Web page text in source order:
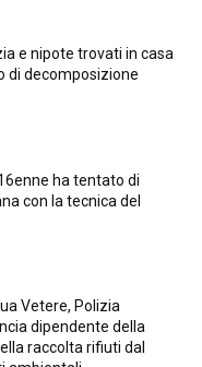
e nipote trovati in casa
di decomposizione
ha tentato di
con la tecnica del
Vetere, Polizia
dipendente della
raccolta rifiuti dal